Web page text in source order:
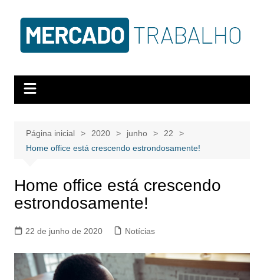
Página inicial 2020 junho
22
Home office está crescendo estrondosamente!
Home office está crescendo
estrondosamente!
22 de junho de 2020 Notícias